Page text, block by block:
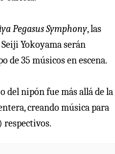
Pegasus Symphony, las
Yokoyama serán
de 35 músicos en escena.
del nipón fue más allá de la
creando música para
respectivos.